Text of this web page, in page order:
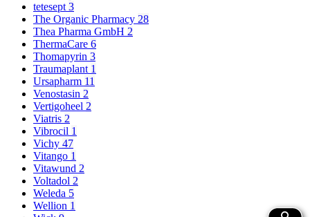
tetesept 3
The Organic Pharmacy 28
Thea Pharma GmbH 2
ThermaCare 6
Thomapyrin 3
Traumaplant 1
Ursapharm 11
Venostasin 2
Vertigoheel 2
Viatris 2
Vibrocil 1
Vichy 47
Vitango 1
Vitawund 2
Voltadol 2
Weleda 5
Wellion 1